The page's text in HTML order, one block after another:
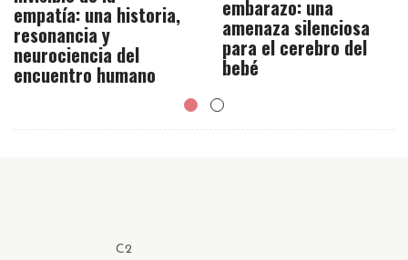
empatía: una historia,
resonancia y
neurociencia del
encuentro humano
embarazo: una
amenaza silenciosa
para el cerebro del
bebé
C2